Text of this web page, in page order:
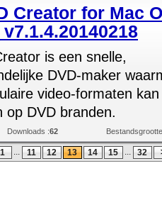
Creator for Mac
is een snelle,
DVD-maker
video-formaten kan
op DVD branden.
Downloads :62
1 ... 11 12 13 14 15 ... 32